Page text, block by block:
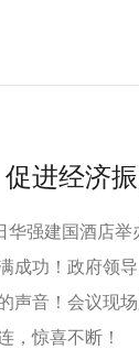
进经济
华强建国酒店
成功！政府领
声音！会议现
，惊喜不断！